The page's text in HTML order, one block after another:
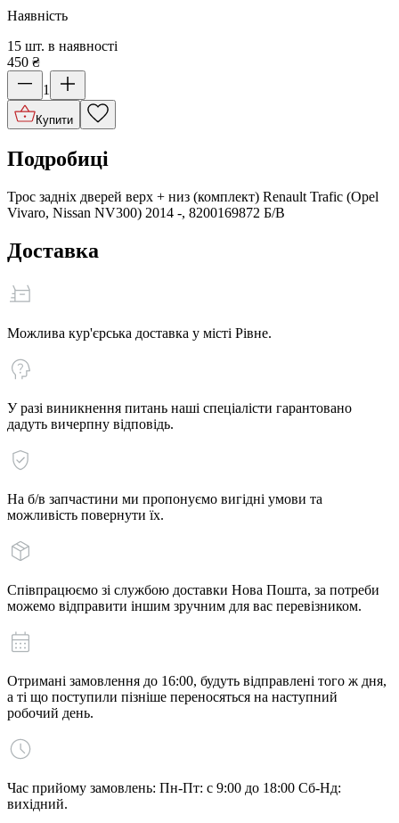
Наявність
15 шт. в наявності
450 ₴
1
Купити
Подробиці
Трос задніх дверей верх + низ (комплект) Renault Trafic (Opel
Vivaro, Nissan NV300) 2014 -, 8200169872 Б/В
Доставка
Можлива кур'єрська доставка у місті Рівне.
У разі виникнення питань наші спеціалісти гарантовано
дадуть вичерпну відповідь.
На б/в запчастини ми пропонуємо вигідні умови та
можливість повернути їх.
Співпрацюємо зі службою доставки Нова Пошта, за потреби
можемо відправити іншим зручним для вас перевізником.
Отримані замовлення до 16:00, будуть відправлені того ж дня,
а ті що поступили пізніше переносяться на наступний
робочий день.
Час прийому замовлень: Пн-Пт: с 9:00 до 18:00 Сб-Нд:
вихідний.